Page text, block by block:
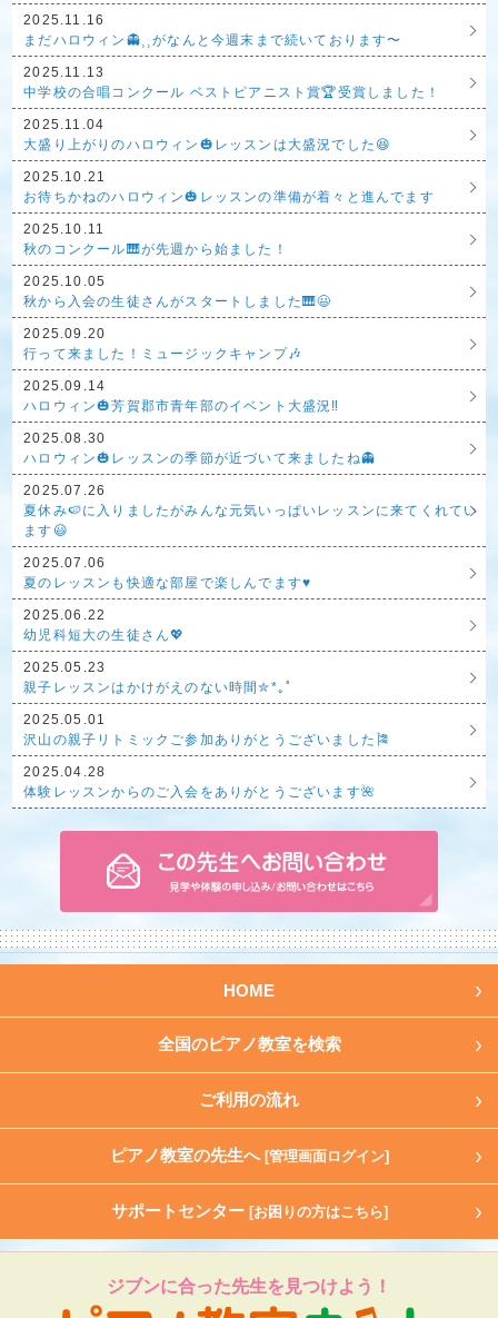
2025.11.16
まだハロウィン👻⸒⸒がなんと今週末まで続いております〜
2025.11.13
中学校の合唱コンクール ベストピアニスト賞🏆受賞しました！
2025.11.04
大盛り上がりのハロウィン🎃レッスンは大盛況でした😆
2025.10.21
お待ちかねのハロウィン🎃レッスンの準備が着々と進んでます
2025.10.11
秋のコンクール🎹が先週から始ました！
2025.10.05
秋から入会の生徒さんがスタートしました🎹😃
2025.09.20
行って来ました！ミュージックキャンプ🎶
2025.09.14
ハロウィン🎃芳賀郡市青年部のイベント大盛況‼️
2025.08.30
ハロウィン🎃レッスンの季節が近づいて来ましたね👻
2025.07.26
夏休み🍉に入りましたがみんな元気いっぱいレッスンに来てくれてい
ます😃
2025.07.06
夏のレッスンも快適な部屋で楽しんでます♥️
2025.06.22
幼児科短大の生徒さん💖
2025.05.23
親子レッスンはかけがえのない時間✮*｡ﾟ
2025.05.01
沢山の親子リトミックご参加ありがとうございました🎏
2025.04.28
体験レッスンからのご入会をありがとうございます🌺
HOME
全国のピアノ教室を検索
ご利用の流れ
ピアノ教室の先生へ [管理画面ログイン]
サポートセンター [お困りの方はこちら]
ジブンに合った先生を見つけよう！